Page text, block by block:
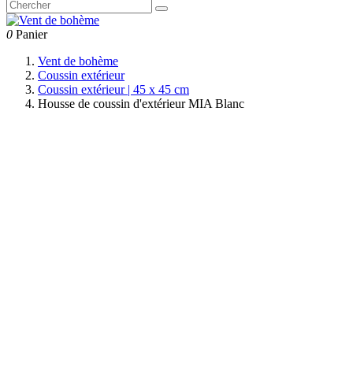
0 Panier
Vent de bohème
Coussin extérieur
Coussin extérieur | 45 x 45 cm
Housse de coussin d'extérieur MIA Blanc